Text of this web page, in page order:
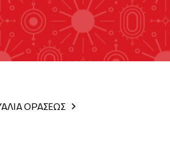
ΟΡΑΣΕΩΣ